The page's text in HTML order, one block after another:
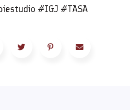
#IGJ #TASA